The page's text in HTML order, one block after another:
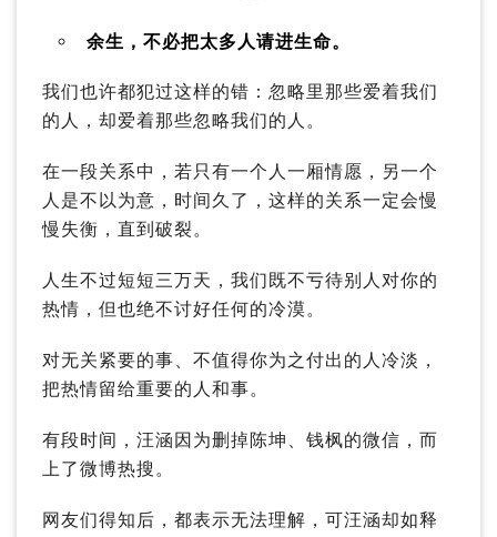
余生，不必把太多人请进生命。
我们也许都犯过这样的错：忽略里那些爱着我们
的人，却爱着那些忽略我们的人。
在一段关系中，若只有一个人一厢情愿，另一个
人是不以为意，时间久了，这样的关系一定会慢
慢失衡，直到破裂。
人生不过短短三万天，我们既不亏待别人对你的
热情，但也绝不讨好任何的冷漠。
对无关紧要的事、不值得你为之付出的人冷淡，
把热情留给重要的人和事。
有段时间，汪涵因为删掉陈坤、钱枫的微信，而
上了微博热搜。
网友们得知后，都表示无法理解，可汪涵却如释